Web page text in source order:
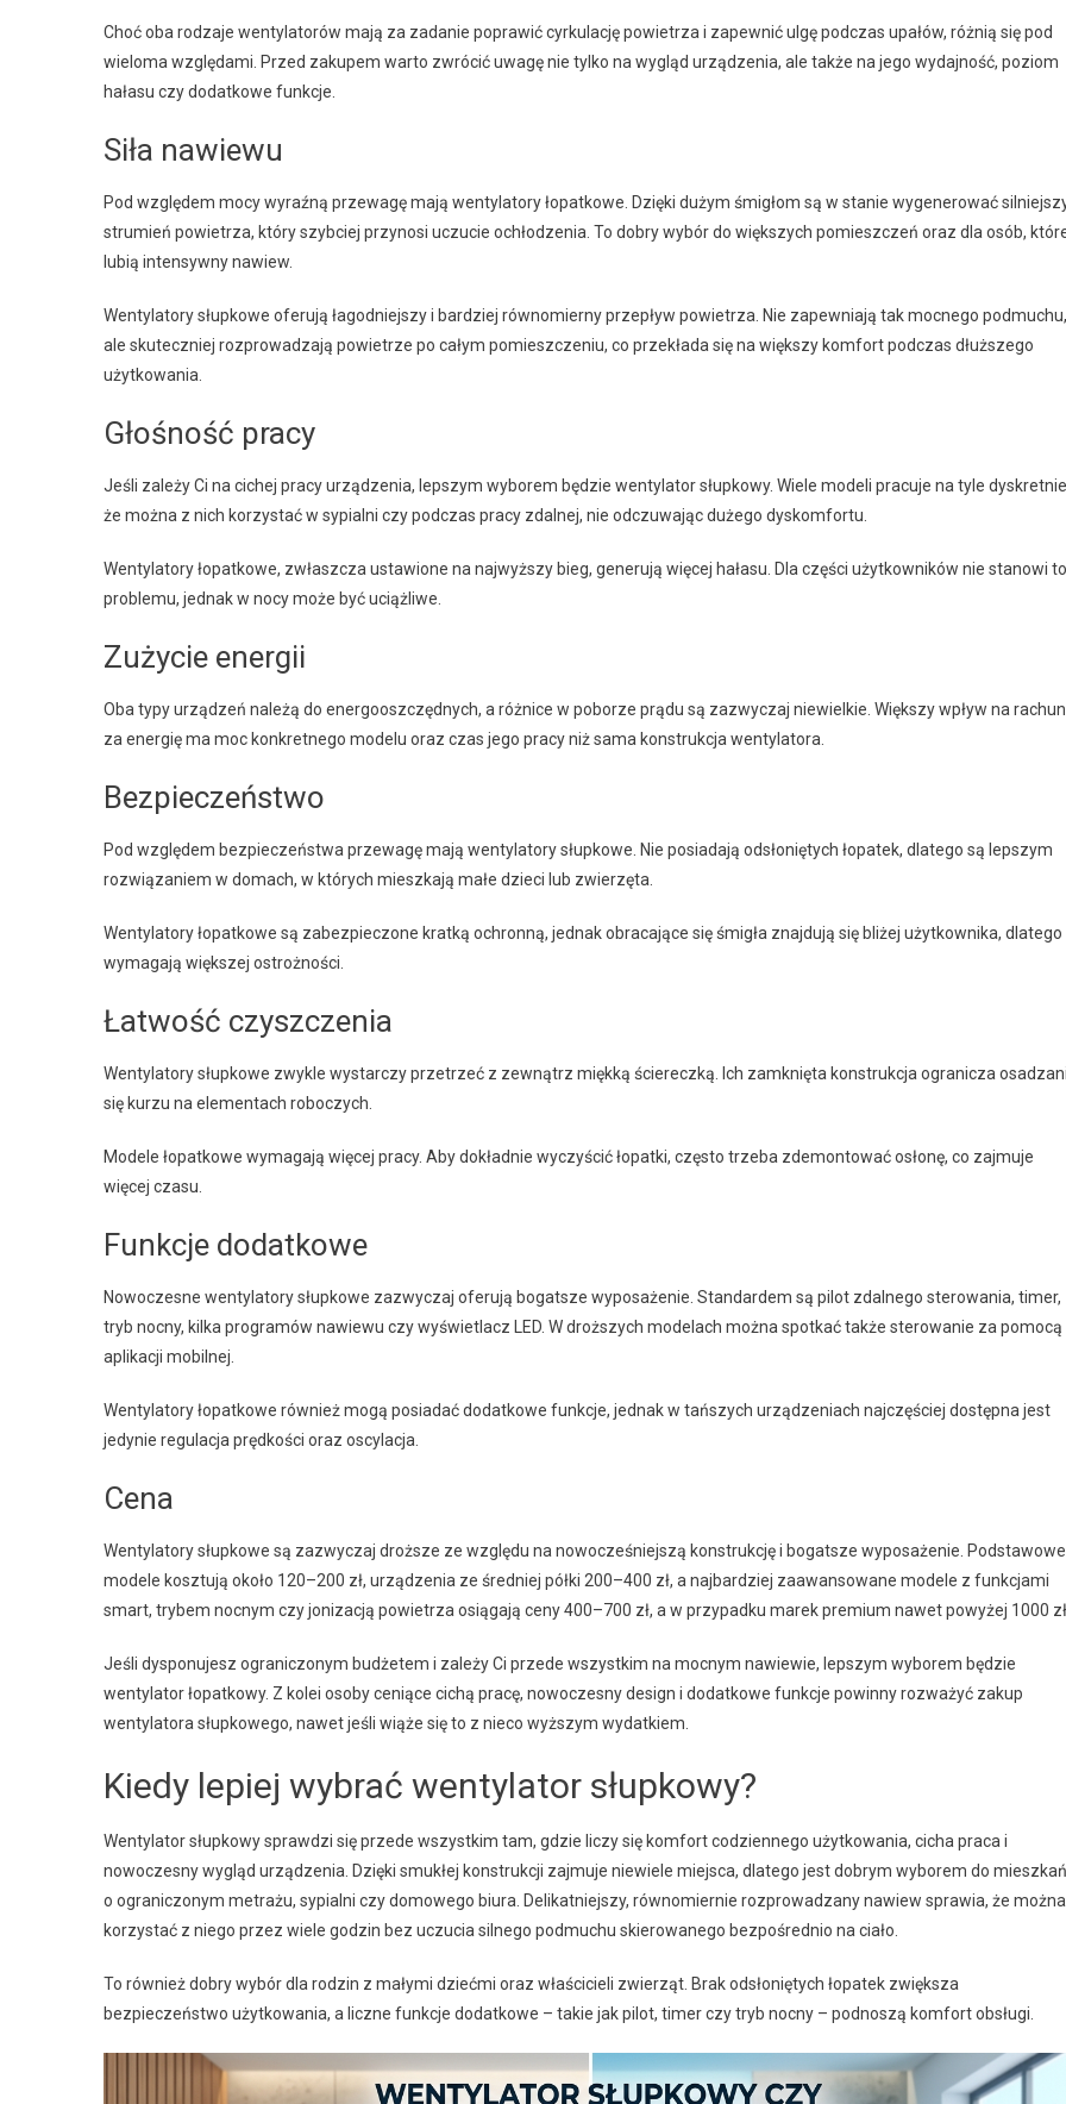
Choć oba rodzaje wentylatorów mają za zadanie poprawić cyrkulację powietrza i zapewnić ulgę podczas upałów, różnią się pod
wieloma względami. Przed zakupem warto zwrócić uwagę nie tylko na wygląd urządzenia, ale także na jego wydajność, poziom
hałasu czy dodatkowe funkcje.
Siła nawiewu
Pod względem mocy wyraźną przewagę mają wentylatory łopatkowe. Dzięki dużym śmigłom są w stanie wygenerować
strumień powietrza, który szybciej przynosi uczucie ochłodzenia. To dobry wybór do większych pomieszczeń oraz dla osób,
lubią intensywny nawiew.
Wentylatory słupkowe oferują łagodniejszy i bardziej równomierny przepływ powietrza. Nie zapewniają tak mocnego podmuchu,
ale skuteczniej rozprowadzają powietrze po całym pomieszczeniu, co przekłada się na większy komfort podczas dłuższego
użytkowania.
Głośność pracy
Jeśli zależy Ci na cichej pracy urządzenia, lepszym wyborem będzie wentylator słupkowy. Wiele modeli pracuje na tyle
że można z nich korzystać w sypialni czy podczas pracy zdalnej, nie odczuwając dużego dyskomfortu.
Wentylatory łopatkowe, zwłaszcza ustawione na najwyższy bieg, generują więcej hałasu. Dla części użytkowników nie stanowi to
problemu, jednak w nocy może być uciążliwe.
Zużycie energii
Oba typy urządzeń należą do energooszczędnych, a różnice w poborze prądu są zazwyczaj niewielkie. Większy wpływ na
za energię ma moc konkretnego modelu oraz czas jego pracy niż sama konstrukcja wentylatora.
Bezpieczeństwo
Pod względem bezpieczeństwa przewagę mają wentylatory słupkowe. Nie posiadają odsłoniętych łopatek, dlatego są lepszym
rozwiązaniem w domach, w których mieszkają małe dzieci lub zwierzęta.
Wentylatory łopatkowe są zabezpieczone kratką ochronną, jednak obracające się śmigła znajdują się bliżej użytkownika, dlatego
wymagają większej ostrożności.
Łatwość czyszczenia
Wentylatory słupkowe zwykle wystarczy przetrzeć z zewnątrz miękką ściereczką. Ich zamknięta konstrukcja ogranicza
się kurzu na elementach roboczych.
Modele łopatkowe wymagają więcej pracy. Aby dokładnie wyczyścić łopatki, często trzeba zdemontować osłonę, co zajmuje
więcej czasu.
Funkcje dodatkowe
Nowoczesne wentylatory słupkowe zazwyczaj oferują bogatsze wyposażenie. Standardem są pilot zdalnego sterowania, timer,
tryb nocny, kilka programów nawiewu czy wyświetlacz LED. W droższych modelach można spotkać także sterowanie za pomocą
aplikacji mobilnej.
Wentylatory łopatkowe również mogą posiadać dodatkowe funkcje, jednak w tańszych urządzeniach najczęściej dostępna jest
jedynie regulacja prędkości oraz oscylacja.
Cena
Wentylatory słupkowe są zazwyczaj droższe ze względu na nowocześniejszą konstrukcję i bogatsze wyposażenie. Podstawowe
modele kosztują około 120–200 zł, urządzenia ze średniej półki 200–400 zł, a najbardziej zaawansowane modele z funkcjami
smart, trybem nocnym czy jonizacją powietrza osiągają ceny 400–700 zł, a w przypadku marek premium nawet powyżej 1000
Jeśli dysponujesz ograniczonym budżetem i zależy Ci przede wszystkim na mocnym nawiewie, lepszym wyborem będzie
wentylator łopatkowy. Z kolei osoby ceniące cichą pracę, nowoczesny design i dodatkowe funkcje powinny rozważyć zakup
wentylatora słupkowego, nawet jeśli wiąże się to z nieco wyższym wydatkiem.
Kiedy lepiej wybrać wentylator słupkowy?
Wentylator słupkowy sprawdzi się przede wszystkim tam, gdzie liczy się komfort codziennego użytkowania, cicha praca i
nowoczesny wygląd urządzenia. Dzięki smukłej konstrukcji zajmuje niewiele miejsca, dlatego jest dobrym wyborem do mieszkań
o ograniczonym metrażu, sypialni czy domowego biura. Delikatniejszy, równomiernie rozprowadzany nawiew sprawia, że można
korzystać z niego przez wiele godzin bez uczucia silnego podmuchu skierowanego bezpośrednio na ciało.
To również dobry wybór dla rodzin z małymi dziećmi oraz właścicieli zwierząt. Brak odsłoniętych łopatek zwiększa
bezpieczeństwo użytkowania, a liczne funkcje dodatkowe – takie jak pilot, timer czy tryb nocny – podnoszą komfort obsługi.